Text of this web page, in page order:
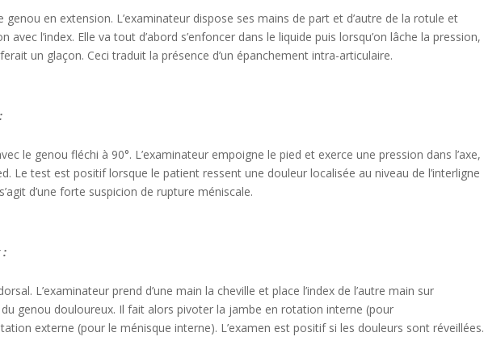
en extension. L’examinateur dispose ses mains de part et d’autre de la rotule et
avec l’index. Elle va tout d’abord s’enfoncer dans le liquide puis lorsqu’on lâche la pression,
un glaçon. Ceci traduit la présence d’un épanchement intra-articulaire.
le genou fléchi à 90°. L’examinateur empoigne le pied et exerce une pression dans l’axe,
Le test est positif lorsque le patient ressent une douleur localisée au niveau de l’interligne
d’une forte suspicion de rupture méniscale.
:
L’examinateur prend d’une main la cheville et place l’index de l’autre main sur
du genou douloureux. Il fait alors pivoter la jambe en rotation interne (pour
externe (pour le ménisque interne). L’examen est positif si les douleurs sont réveillées.